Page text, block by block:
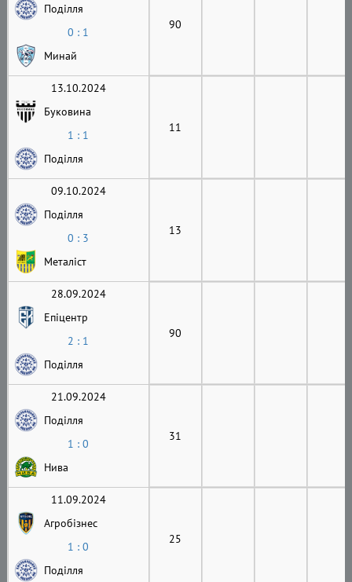
Поділля
0 : 1
Минай
90
13.10.2024
Буковина
1 : 1
Поділля
11
09.10.2024
Поділля
0 : 3
Металіст
13
28.09.2024
Епіцентр
2 : 1
Поділля
90
21.09.2024
Поділля
1 : 0
Нива
31
11.09.2024
Агробізнес
1 : 0
Поділля
25